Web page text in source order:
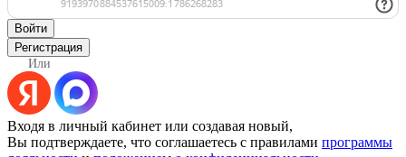
Войти
Регистрация
Или
Входя в личный кабинет или создавая новый,
Вы подтверждаете, что соглашаетесь с правилами программы